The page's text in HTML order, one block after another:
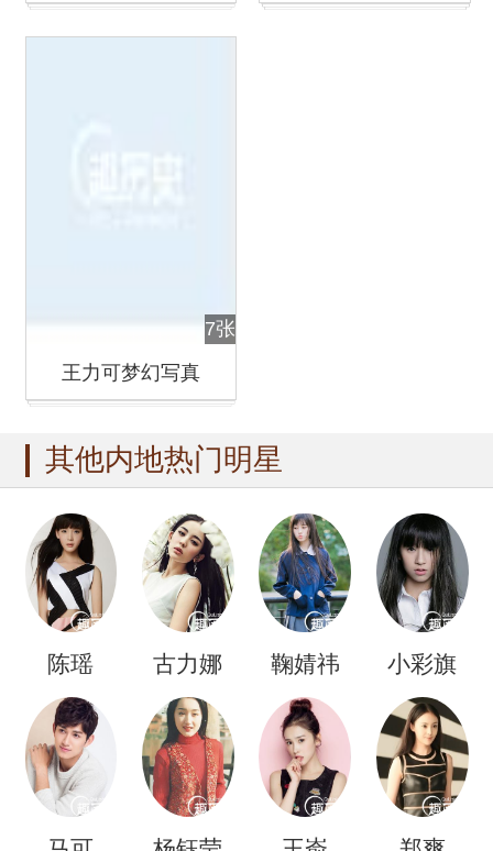
7张
王力可梦幻写真
其他内地热门明星
陈瑶 古力娜
扎
鞠婧祎 小彩旗